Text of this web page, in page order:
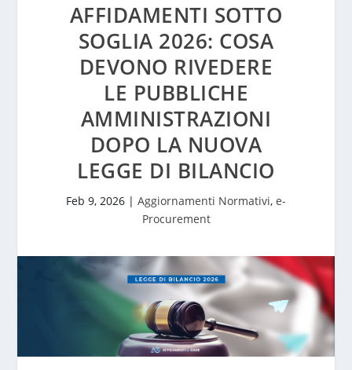
AFFIDAMENTI SOTTO
SOGLIA 2026: COSA
DEVONO RIVEDERE
LE PUBBLICHE
AMMINISTRAZIONI
DOPO LA NUOVA
LEGGE DI BILANCIO
Feb 9, 2026 | Aggiornamenti Normativi, e-
Procurement